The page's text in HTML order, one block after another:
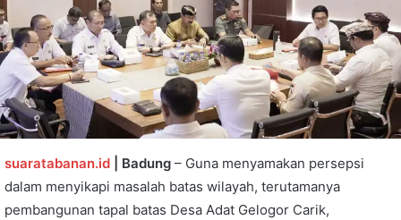
suaratabanan.id | Badung – Guna menyamakan persepsi
dalam menyikapi masalah batas wilayah, terutamanya
pembangunan tapal batas Desa Adat Gelogor Carik,